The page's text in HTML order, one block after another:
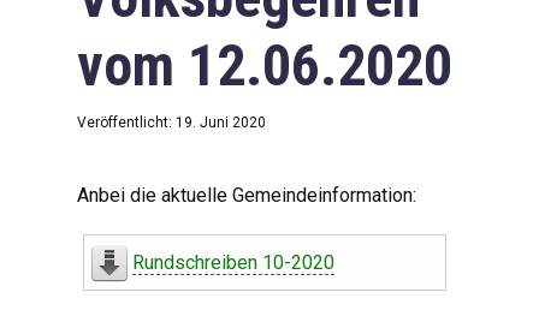
vom 12.06.2020
Veröffentlicht: 19. Juni 2020
Anbei die aktuelle Gemeindeinformation:
Rundschreiben 10-2020